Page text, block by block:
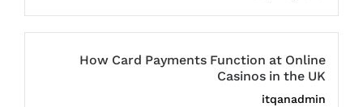
How Card Payments Function at Online
Casinos in the UK
itqanadmin